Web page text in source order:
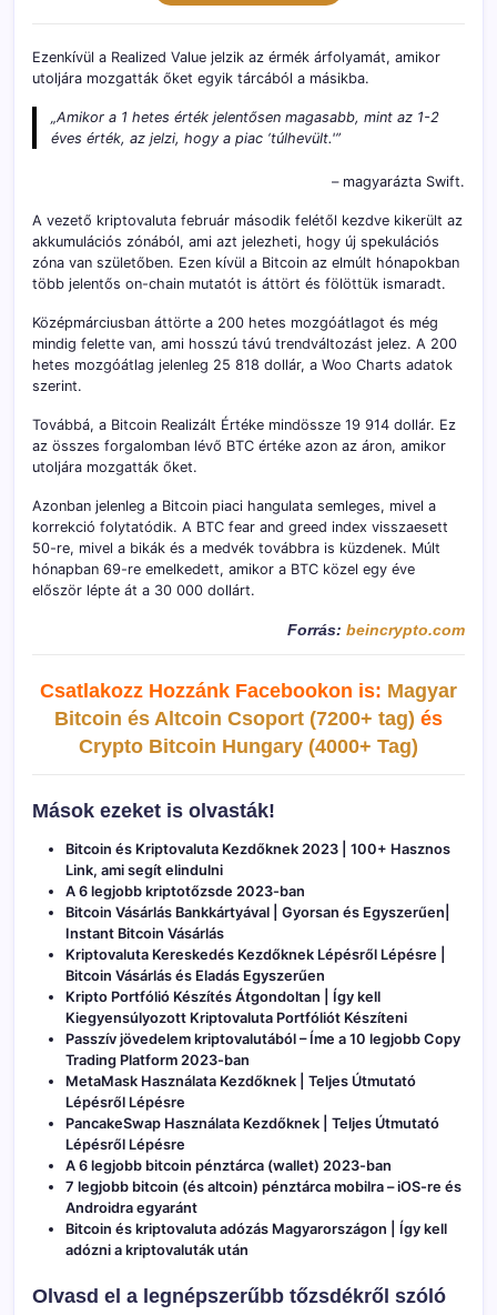
Ezenkívül a Realized Value jelzik az érmék árfolyamát, amikor
utoljára mozgatták őket egyik tárcából a másikba.
„Amikor a 1 hetes érték jelentősen magasabb, mint az 1-2
éves érték, az jelzi, hogy a piac ‘túlhevült.'”
– magyarázta Swift.
A vezető kriptovaluta február második felétől kezdve kikerült az
akkumulációs zónából, ami azt jelezheti, hogy új spekulációs
zóna van születőben. Ezen kívül a Bitcoin az elmúlt hónapokban
több jelentős on-chain mutatót is áttört és fölöttük ismaradt.
Középmárciusban áttörte a 200 hetes mozgóátlagot és még
mindig felette van, ami hosszú távú trendváltozást jelez. A 200
hetes mozgóátlag jelenleg 25 818 dollár, a Woo Charts adatok
szerint.
Továbbá, a Bitcoin Realizált Értéke mindössze 19 914 dollár. Ez
az összes forgalomban lévő BTC értéke azon az áron, amikor
utoljára mozgatták őket.
Azonban jelenleg a Bitcoin piaci hangulata semleges, mivel a
korrekció folytatódik. A BTC fear and greed index visszaesett
50-re, mivel a bikák és a medvék továbbra is küzdenek. Múlt
hónapban 69-re emelkedett, amikor a BTC közel egy éve
először lépte át a 30 000 dollárt.
Forrás: beincrypto.com
Csatlakozz Hozzánk Facebookon is: Magyar
Bitcoin és Altcoin Csoport (7200+ tag) és
Crypto Bitcoin Hungary (4000+ Tag)
Mások ezeket is olvasták!
Bitcoin és Kriptovaluta Kezdőknek 2023 | 100+ Hasznos
Link, ami segít elindulni
A 6 legjobb kriptotőzsde 2023-ban
Bitcoin Vásárlás Bankkártyával | Gyorsan és Egyszerűen|
Instant Bitcoin Vásárlás
Kriptovaluta Kereskedés Kezdőknek Lépésről Lépésre |
Bitcoin Vásárlás és Eladás Egyszerűen
Kripto Portfólió Készítés Átgondoltan | Így kell
Kiegyensúlyozott Kriptovaluta Portfóliót Készíteni
Passzív jövedelem kriptovalutából – Íme a 10 legjobb Copy
Trading Platform 2023-ban
MetaMask Használata Kezdőknek | Teljes Útmutató
Lépésről Lépésre
PancakeSwap Használata Kezdőknek | Teljes Útmutató
Lépésről Lépésre
A 6 legjobb bitcoin pénztárca (wallet) 2023-ban
7 legjobb bitcoin (és altcoin) pénztárca mobilra – iOS-re és
Androidra egyaránt
Bitcoin és kriptovaluta adózás Magyarországon | Így kell
adózni a kriptovaluták után
Olvasd el a legnépszerűbb tőzsdékről szóló